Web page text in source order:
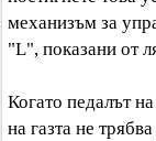
механизъм за
"L", показани от
Когато педалът
на газта не